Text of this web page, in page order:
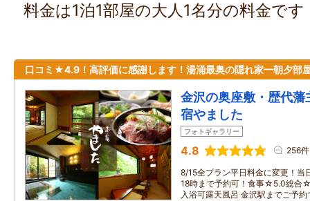
料金は1泊1部屋の大人1名分の料金で
口コミ★4.9！高評価に感謝します！湯涌最奥の隠れ家━朝夕部
金沢の奥座敷・歴代
宿やました
フォトギャラリー
4.8 256件
8/15全プラン平日料金に変更！当
18時まで予約可！食事☆5.0総合
入浴可露天風呂 金沢駅までご予